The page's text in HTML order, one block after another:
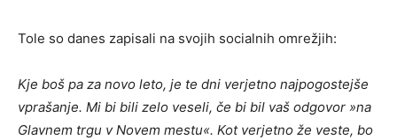
Tole so danes zapisali na svojih socialnih omrežjih:
Kje boš pa za novo leto, je te dni verjetno najpogostejše
vprašanje. Mi bi bili zelo veseli, če bi bil vaš odgovor »na
Glavnem trgu v Novem mestu«. Kot verjetno že veste, bo